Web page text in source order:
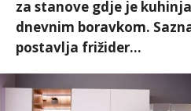
za stanove gdje je
dnevnim boravkom.
postavlja frižider...